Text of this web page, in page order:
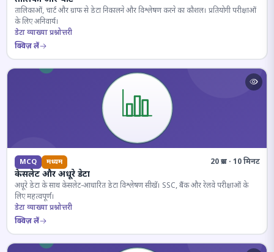
तालिकाओं, चार्ट और ग्राफ से डेटा निकालने और विश्लेषण करने का कौशल। प्रतियोगी परीक्षाओं
के लिए अनिवार्य।
डेटा व्याख्या प्रश्नोत्तरी
क्विज़ लें
MCQ मध्यम 20 प्रश्न · 10 मिनट
केसलेट और अधूरे डेटा
अधूरे डेटा के साथ केसलेट-आधारित डेटा विश्लेषण सीखें। SSC, बैंक और रेलवे परीक्षाओं के
लिए महत्वपूर्ण।
डेटा व्याख्या प्रश्नोत्तरी
क्विज़ लें